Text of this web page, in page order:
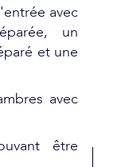
avec
un
et une
avec
être